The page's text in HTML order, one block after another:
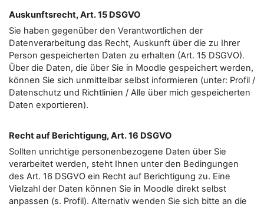
Auskunftsrecht, Art. 15 DSGVO
Sie haben gegenüber den Verantwortlichen der
Datenverarbeitung das Recht, Auskunft über die zu Ihrer
Person gespeicherten Daten zu erhalten (Art. 15 DSGVO).
Über die Daten, die über Sie in Moodle gespeichert werden,
können Sie sich unmittelbar selbst informieren (unter: Profil /
Datenschutz und Richtlinien / Alle über mich gespeicherten
Daten exportieren).
Recht auf Berichtigung, Art. 16 DSGVO
Sollten unrichtige personenbezogene Daten über Sie
verarbeitet werden, steht Ihnen unter den Bedingungen
des Art. 16 DSGVO ein Recht auf Berichtigung zu. Eine
Vielzahl der Daten können Sie in Moodle direkt selbst
anpassen (s. Profil). Alternativ wenden Sie sich bitte an die